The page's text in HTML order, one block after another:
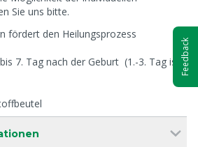
Sie uns bitte.
fördert den Heilungsprozess
7. Tag nach der Geburt (1.-3. Tag ist
Feedback